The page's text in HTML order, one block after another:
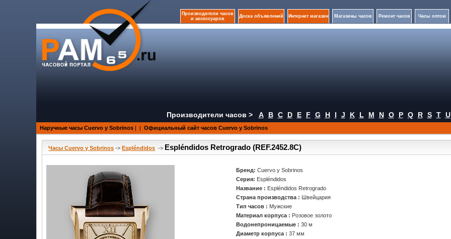
Производители часов
и аксессуаров
Доска объявлений Интернет магазин Магазины часов Ремонт часов Часы оптом
Производители часов > A B C D E F G H I J K L M N O P Q R S T U
Наручные часы Cuervo y Sobrinos | | Официальный сайт часов Cuervo y Sobrinos
Часы Cuervo y Sobrinos -> Espléndidos -> Espléndidos Retrogrado (REF.2452.8C)
Бренд:Cuervo y Sobrinos
Серия: Espléndidos
Название : Espléndidos Retrogrado
Страна производства :
Швейцария
Тип часов : Мужские
Материал корпуса : Розовое золото
Водонепроницаемые :30 м
Диаметр корпуса :37 мм